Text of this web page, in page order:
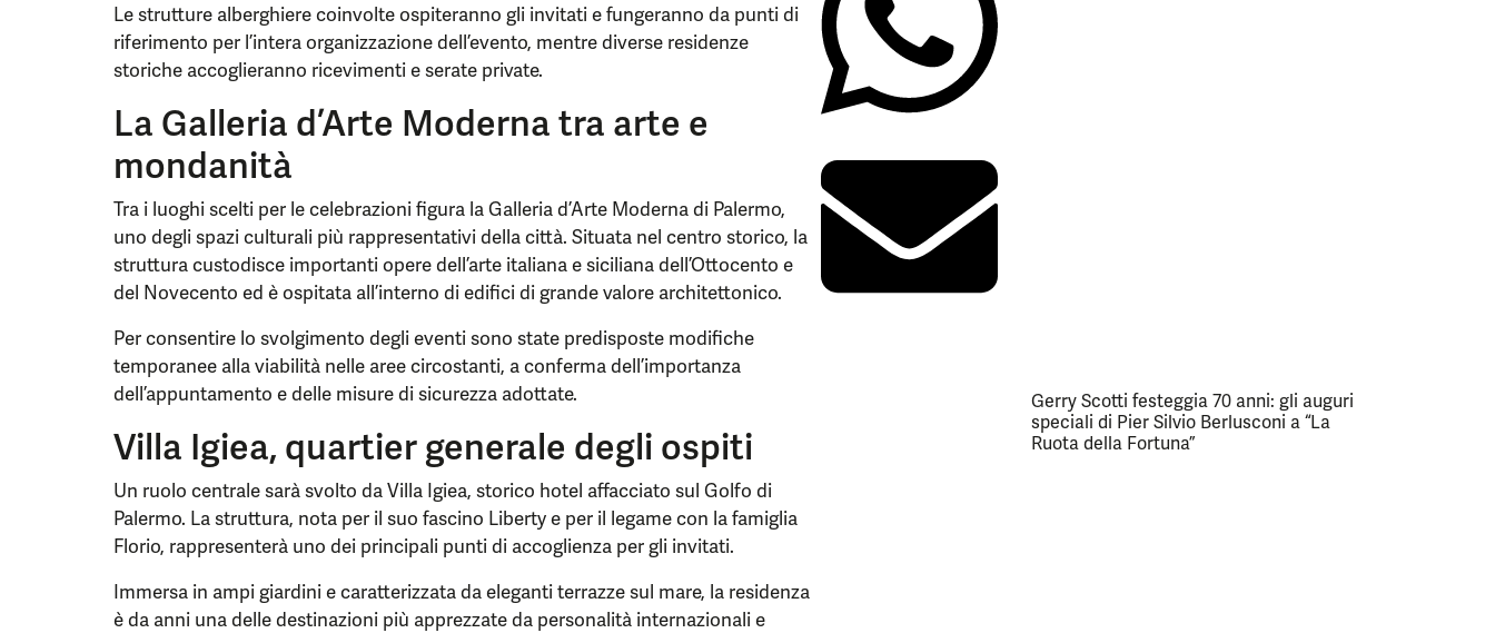
Le strutture alberghiere coinvolte ospiteranno gli invitati e fungeranno da punti di
riferimento per l’intera organizzazione dell’evento, mentre diverse residenze
storiche accoglieranno ricevimenti e serate private.
La Galleria d’Arte Moderna tra arte e
mondanità
Tra i luoghi scelti per le celebrazioni figura la Galleria d’Arte Moderna di Palermo,
uno degli spazi culturali più rappresentativi della città. Situata nel centro storico, la
struttura custodisce importanti opere dell’arte italiana e siciliana dell’Ottocento e
del Novecento ed è ospitata all’interno di edifici di grande valore architettonico.
Per consentire lo svolgimento degli eventi sono state predisposte modifiche
temporanee alla viabilità nelle aree circostanti, a conferma dell’importanza
dell’appuntamento e delle misure di sicurezza adottate.
Villa Igiea, quartier generale degli ospiti
Un ruolo centrale sarà svolto da Villa Igiea, storico hotel affacciato sul Golfo di
Palermo. La struttura, nota per il suo fascino Liberty e per il legame con la famiglia
Florio, rappresenterà uno dei principali punti di accoglienza per gli invitati.
Immersa in ampi giardini e caratterizzata da eleganti terrazze sul mare, la residenza
è da anni una delle destinazioni più apprezzate da personalità internazionali e
Gerry Scotti festeggia 70 anni: gli auguri
speciali di Pier Silvio Berlusconi a “La
Ruota della Fortuna”